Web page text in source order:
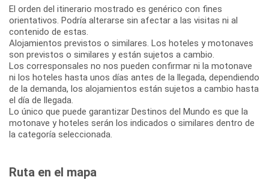
El orden del itinerario mostrado es genérico con fines
orientativos. Podría alterarse sin afectar a las visitas ni al
contenido de estas.
Alojamientos previstos o similares. Los hoteles y motonaves
son previstos o similares y están sujetos a cambio.
Los corresponsales no nos pueden confirmar ni la motonave
ni los hoteles hasta unos días antes de la llegada, dependiendo
de la demanda, los alojamientos están sujetos a cambio hasta
el día de llegada.
Lo único que puede garantizar Destinos del Mundo es que la
motonave y hoteles serán los indicados o similares dentro de
la categoría seleccionada.
Ruta en el mapa